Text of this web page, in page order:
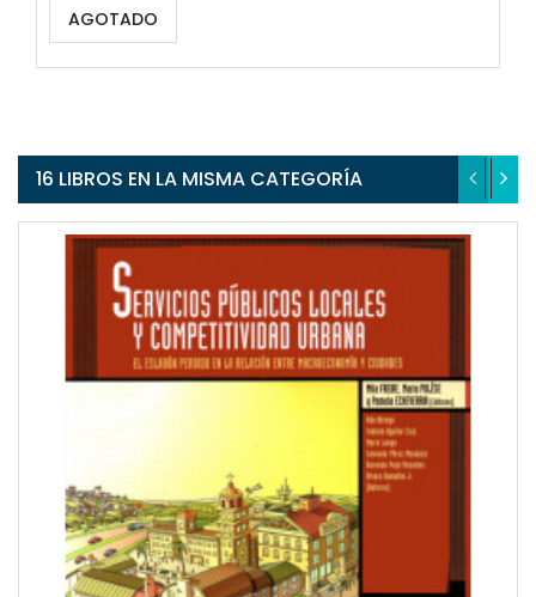
AGOTADO
16 LIBROS EN LA MISMA CATEGORÍA
QUICKVIEW
WISHLIST